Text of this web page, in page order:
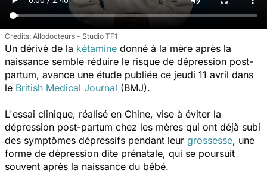
Allodocteurs - Studio TF1
Un dérivé de la kétamine donné à la mère après la
naissance semble réduire le risque de dépression post-
partum, avance une étude publiée ce jeudi 11 avril dans
le British Medical Journal (BMJ).
L'essai clinique, réalisé en Chine, vise à éviter la
dépression post-partum chez les mères qui ont déjà subi
des symptômes dépressifs pendant leur grossesse, une
forme de dépression dite prénatale, qui se poursuit
souvent après la naissance du bébé.